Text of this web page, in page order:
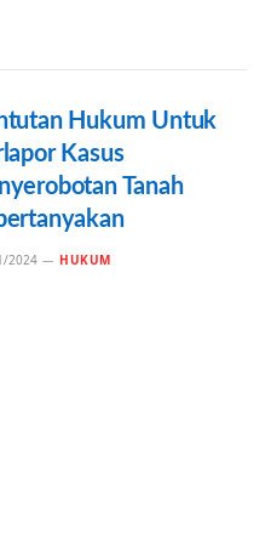
Hukum Untuk
Kasus
Tanah
2024 HUKUM